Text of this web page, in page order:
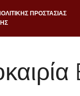
ΠΡΟΣΤΑΣΙΑΣ